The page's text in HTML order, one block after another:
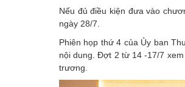
Nếu đủ điều kiện đưa vào
ngày 28/7.
Phiên họp thứ 4 của Ủy ban
nội dung. Đợt 2 từ 14 -17/7
trương.